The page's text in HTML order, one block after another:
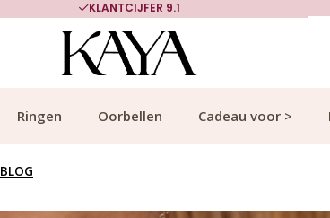
700.000+ TEVREDEN KLANTEN
Ringen Oorbellen Cadeau voor >
BLOG